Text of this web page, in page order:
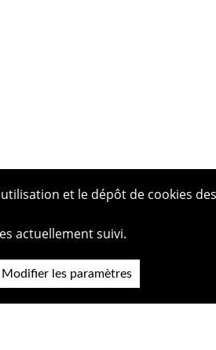
et le dépôt de cookies
actuellement suivi.
Modifier les paramètres